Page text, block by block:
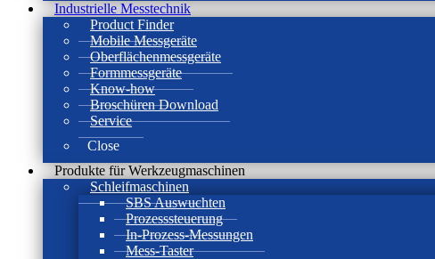
Industrielle Messtechnik
Product Finder
Mobile Messgeräte
Oberflächenmessgeräte
Formmessgeräte
Know-how
Broschüren Download
Service
Close
Produkte für Werkzeugmaschinen
Schleifmaschinen
SBS Auswuchten
Prozesssteuerung
In-Prozess-Messungen
Mess-Taster